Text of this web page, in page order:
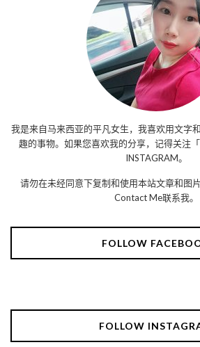
我是来自马来西亚的平凡女生，我喜欢用文字
趣的事物。如果您喜欢我的分享，记得关注
INSTAGRAM。
请勿在未经同意下复制和使用本站文章和图
Contact Me联系我。
FOLLOW
FOLLOW